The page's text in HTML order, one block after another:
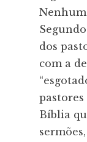
dos
com a
Bíblia